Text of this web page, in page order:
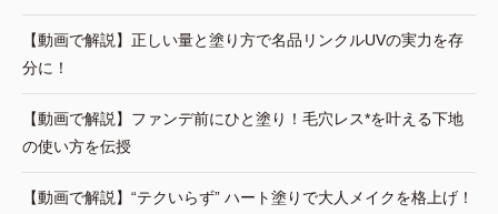
【動画で解説】正しい量と塗り方で名品リンクルUVの実力を存
分に！
【動画で解説】ファンデ前にひと塗り！毛穴レス*を叶える下地
の使い方を伝授
【動画で解説】“テクいらず” ハート塗りで大人メイクを格上げ！